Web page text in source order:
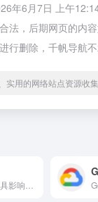
年6月7日 上午
法，后期网页的内
行删除，千帆导航不
实用的网络站点资源收